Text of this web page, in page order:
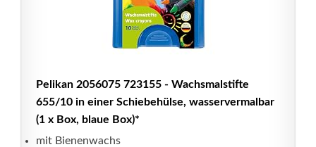
Pelikan 2056075 723155 - Wachsmalstifte
655/10 in einer Schiebehülse, wasservermalbar
(1 x Box, blaue Box)*
mit Bienenwachs